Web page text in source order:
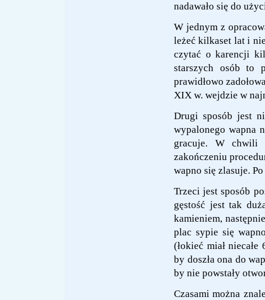
nadawało się do
W jednym z
leżeć kilkaset lat i
czytać o karencji
starszych osób to
prawidłowo
XIX w. wejdzie w
Drugi sposób jest
wypalonego wapna
gracuje. W chwili
zakończeniu
wapno się zlasuje.
Trzeci jest sposób
gęstość jest tak
kamieniem,
plac sypie się
(łokieć miał
by doszła ona do
by nie powstały
Czasami można